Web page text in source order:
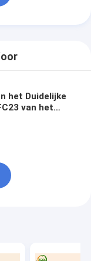
het Duidelijke
van het